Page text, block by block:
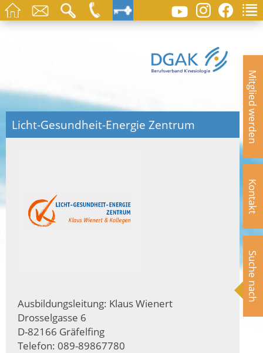
Mitglied werden
Kontakt
Suche nach
Licht-Gesundheit-Energie Zentrum
Ausbildungsleitung: Klaus Wienert
Drosselgasse 6
D-82166 Gräfelfing
Telefon: 089-89867780